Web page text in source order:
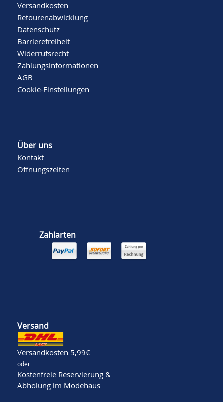
Versandkosten
Retourenabwicklung
Datenschutz
Barrierefreiheit
Widerrufsrecht
Zahlungsinformationen
AGB
Cookie-Einstellungen
Über uns
Kontakt
Öffnungszeiten
Zahlarten
Versand
Versandkosten 5,99€
oder
Kostenfreie Reservierung &
Abholung im Modehaus